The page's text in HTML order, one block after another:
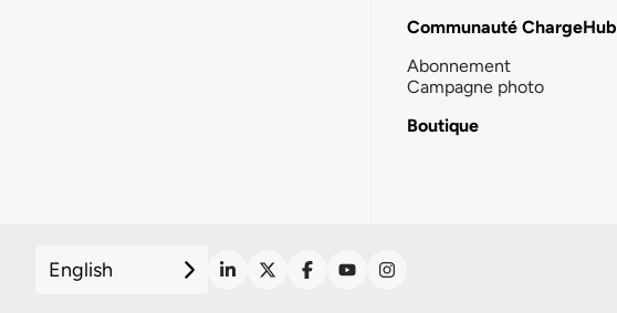
Communauté ChargeHub
Abonnement
Campagne photo
Boutique
English